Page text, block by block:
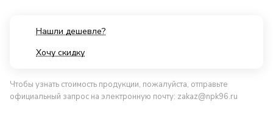
Нашли дешевле?
Хочу скидку
Чтобы узнать стоимость продукции, пожалуйста, отправьте
официальный запрос на электронную почту: zakaz@npk96.ru